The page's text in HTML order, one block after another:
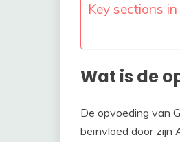
Key sections
Wat is de
De opvoeding van
beïnvloed door zijn